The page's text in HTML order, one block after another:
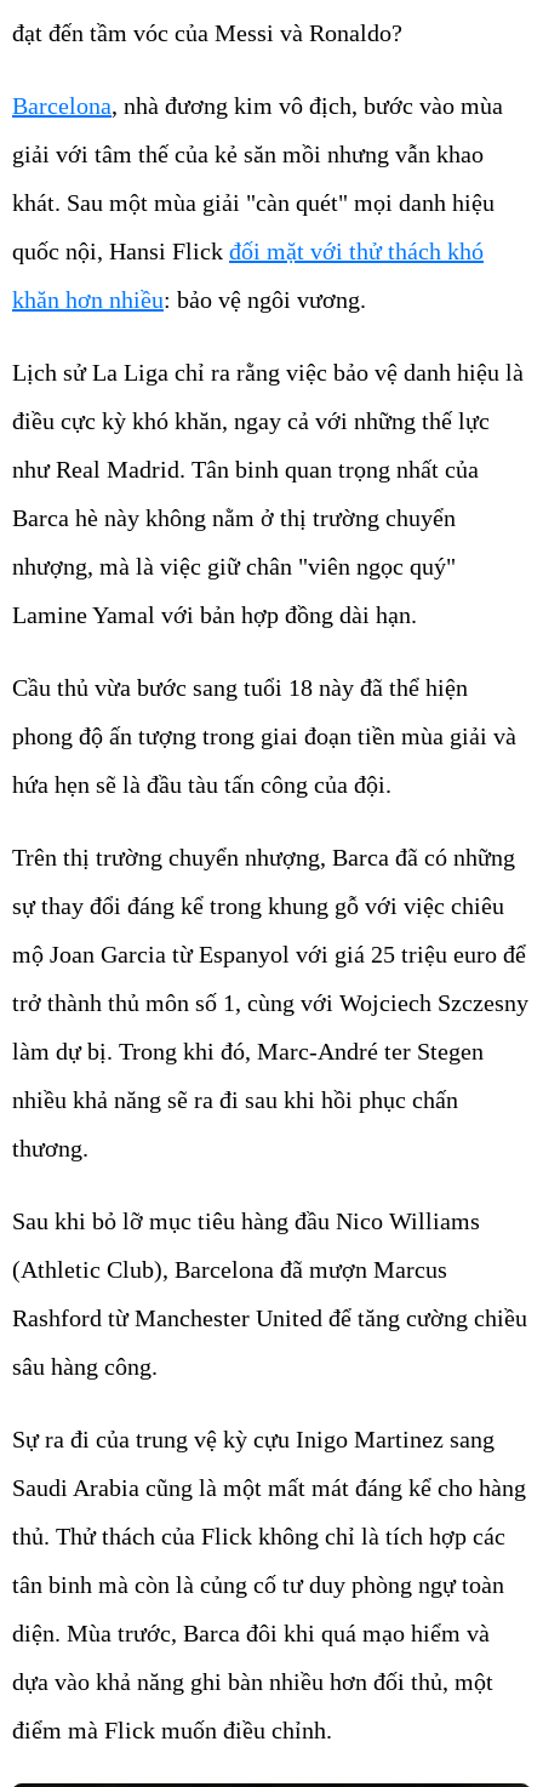
đạt đến tầm vóc của Messi và Ronaldo?
Barcelona, nhà đương kim vô địch, bước vào mùa
giải với tâm thế của kẻ săn mồi nhưng vẫn khao
khát. Sau một mùa giải "càn quét" mọi danh hiệu
quốc nội, Hansi Flick đối mặt với thử thách khó
khăn hơn nhiều: bảo vệ ngôi vương.
Lịch sử La Liga chỉ ra rằng việc bảo vệ danh hiệu là
điều cực kỳ khó khăn, ngay cả với những thế lực
như Real Madrid. Tân binh quan trọng nhất của
Barca hè này không nằm ở thị trường chuyển
nhượng, mà là việc giữ chân "viên ngọc quý"
Lamine Yamal với bản hợp đồng dài hạn.
Cầu thủ vừa bước sang tuổi 18 này đã thể hiện
phong độ ấn tượng trong giai đoạn tiền mùa giải và
hứa hẹn sẽ là đầu tàu tấn công của đội.
Trên thị trường chuyển nhượng, Barca đã có những
sự thay đổi đáng kể trong khung gỗ với việc chiêu
mộ Joan Garcia từ Espanyol với giá 25 triệu euro để
trở thành thủ môn số 1, cùng với Wojciech Szczesny
làm dự bị. Trong khi đó, Marc-André ter Stegen
nhiều khả năng sẽ ra đi sau khi hồi phục chấn
thương.
Sau khi bỏ lỡ mục tiêu hàng đầu Nico Williams
(Athletic Club), Barcelona đã mượn Marcus
Rashford từ Manchester United để tăng cường chiều
sâu hàng công.
Sự ra đi của trung vệ kỳ cựu Inigo Martinez sang
Saudi Arabia cũng là một mất mát đáng kể cho hàng
thủ. Thử thách của Flick không chỉ là tích hợp các
tân binh mà còn là củng cố tư duy phòng ngự toàn
diện. Mùa trước, Barca đôi khi quá mạo hiểm và
dựa vào khả năng ghi bàn nhiều hơn đối thủ, một
điểm mà Flick muốn điều chỉnh.